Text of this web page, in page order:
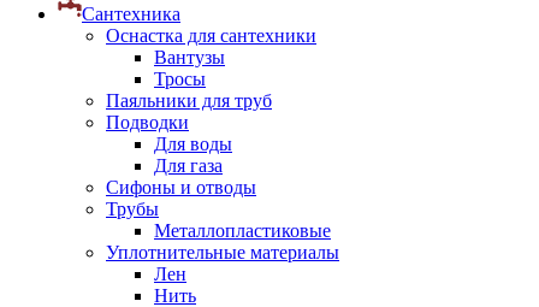
Сантехника
Оснастка для сантехники
Вантузы
Тросы
Паяльники для труб
Подводки
Для воды
Для газа
Сифоны и отводы
Трубы
Металлопластиковые
Уплотнительные материалы
Лен
Нить